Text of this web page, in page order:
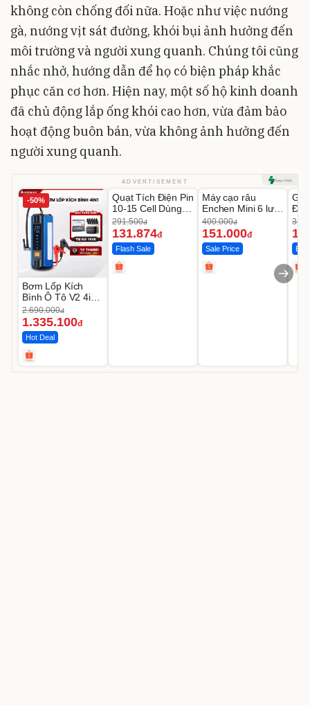
không còn chống đối nữa. Hoặc như việc nướng
gà, nướng vịt sát đường, khói bụi ảnh hưởng đến
môi trường và người xung quanh. Chúng tôi cũng
nhắc nhở, hướng dẫn để họ có biện pháp khắc
phục căn cơ hơn. Hiện nay, một số hộ kinh doanh
đã chủ động lắp ống khói cao hơn, vừa đảm bảo
hoạt động buôn bán, vừa không ảnh hưởng đến
người xung quanh.
ADVERTISEMENT
-50%
Bơm Lốp Kích
Bình Ô Tô V2 4in1
MEDICAR –
12.000mAh
2.690.000đ
1.335.100đ
Hot Deal
-54%
Unmute
Quạt Tích Điện Pin
10-15 Cell Dùng
Liên Tục 4-8H
291.500đ
131.874đ
Flash Sale
-62%
Máy cạo râu
Enchen Mini 6 lưỡi
dao kép mỏng
400.000đ
151.000đ
Sale Price
Đùi